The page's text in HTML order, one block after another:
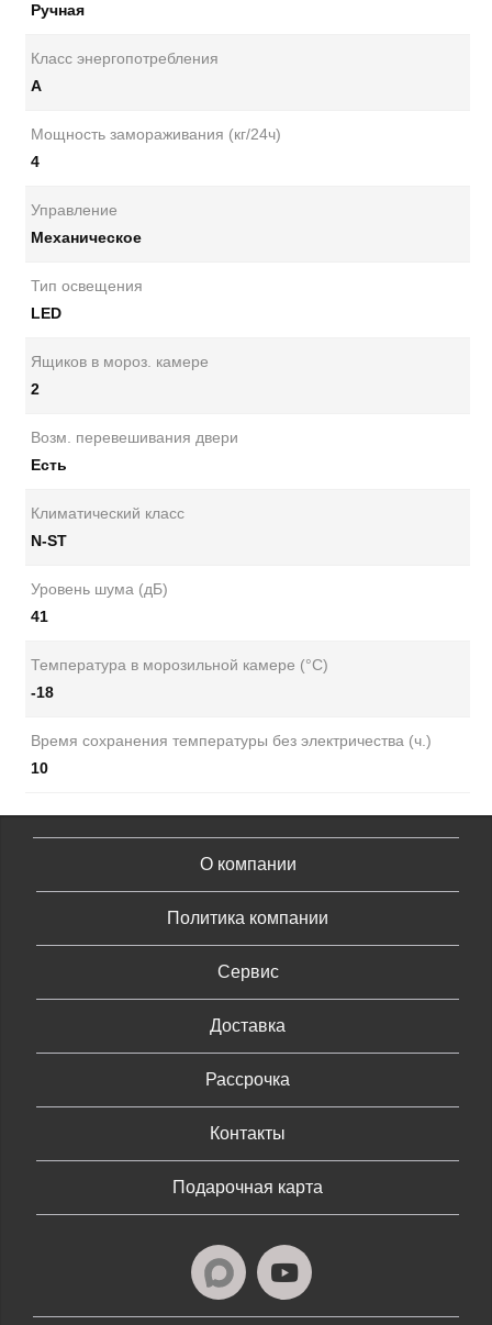
Ручная
Класс энергопотребления
А
Мощность замораживания (кг/24ч)
4
Управление
Механическое
Тип освещения
LED
Ящиков в мороз. камере
2
Возм. перевешивания двери
Есть
Климатический класс
N-ST
Уровень шума (дБ)
41
Температура в морозильной камере (°C)
-18
Время сохранения температуры без электричества (ч.)
10
О компании
Политика компании
Сервис
Доставка
Рассрочка
Контакты
Подарочная карта